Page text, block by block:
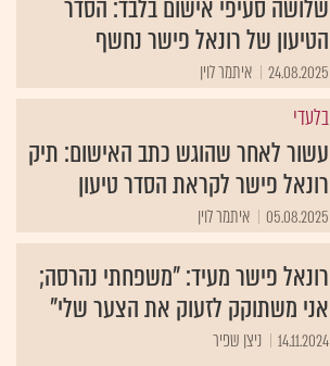
שלושה סעיפי אישום בלבד: הסדר
הטיעון של רונאל פישר נחשף
24.08.2025 איתמר לוין
בלעדי
עשור לאחר שהוגש כתב האישום: תיק
רונאל פישר לקראת הסדר טיעון
05.08.2025 איתמר לוין
רונאל פישר מעיד: "משפחתי נהרסה;
אני משתוקק לזעוק את הצער שלי"
14.11.2024 ניצן שפיר